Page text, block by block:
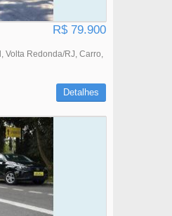
R$ 79.900
Volta Redonda/RJ Carro
Detalhes